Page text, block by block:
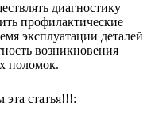
диагностику
профилактические
эксплуатации деталей
возникновения
поломок.
статья!!!: